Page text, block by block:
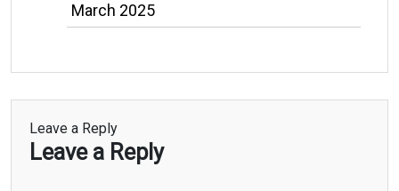
March 2025
Leave a Reply
Leave a Reply